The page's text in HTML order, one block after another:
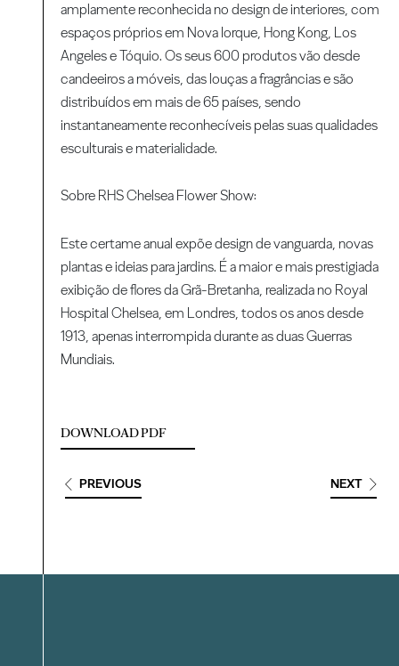
amplamente reconhecida no design de interiores, com
espaços próprios em Nova Iorque, Hong Kong, Los
Angeles e Tóquio. Os seus 600 produtos vão desde
candeeiros a móveis, das louças a fragrâncias e são
distribuídos em mais de 65 países, sendo
instantaneamente reconhecíveis pelas suas qualidades
esculturais e materialidade.
Sobre RHS Chelsea Flower Show:
Este certame anual expõe design de vanguarda, novas
plantas e ideias para jardins. É a maior e mais prestigiada
exibição de flores da Grã-Bretanha, realizada no Royal
Hospital Chelsea, em Londres, todos os anos desde
1913, apenas interrompida durante as duas Guerras
Mundiais.
DOWNLOAD PDF
PREVIOUS NEXT